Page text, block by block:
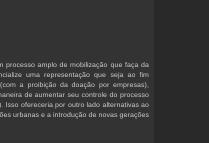
processo amplo de mobilização que faça da
uma representação que seja ao fim
a proibição da doação por empresas),
de aumentar seu controle do processo
Isso ofereceria por outro lado alternativas ao
urbanas e a introdução de novas gerações